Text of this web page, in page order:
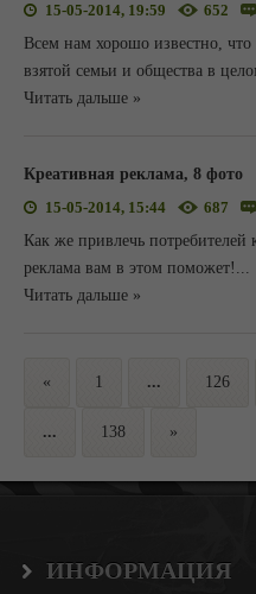
15-05-2014, 19:59
652
Всем нам хорошо известно,
взятой семьи и общества в
Читать дальше »
Креативная реклама, 8 фото
15-05-2014, 15:44
687
Как же привлечь потребителей
реклама вам в этом поможет! ...
Читать дальше »
« 1 ... 126
... 138 »
ИНФОРМАЦИЯ